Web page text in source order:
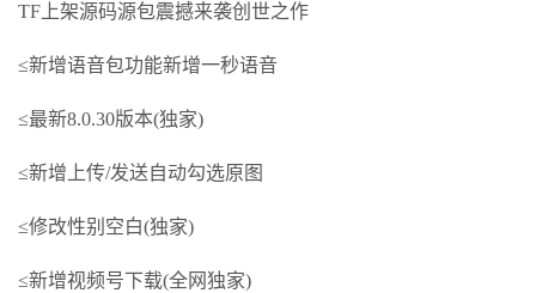
TF上架源码源包震撼来袭创世之作
≤新增语音包功能新增一秒语音
≤最新8.0.30版本(独家)
≤新增上传/发送自动勾选原图
≤修改性别空白(独家)
≤新增视频号下载(全网独家)